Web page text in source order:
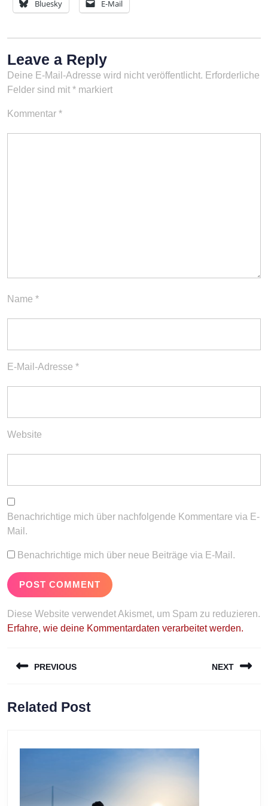
Bluesky E-Mail
Leave a Reply
Deine E-Mail-Adresse wird nicht veröffentlicht. Erforderliche
Felder sind mit * markiert
Kommentar *
Name *
E-Mail-Adresse *
Website
Benachrichtige mich über nachfolgende Kommentare via E-
Mail.
Benachrichtige mich über neue Beiträge via E-Mail.
Diese Website verwendet Akismet, um Spam zu reduzieren.
Erfahre, wie deine Kommentardaten verarbeitet werden.
PREVIOUS
post:
NEXT
Related Post